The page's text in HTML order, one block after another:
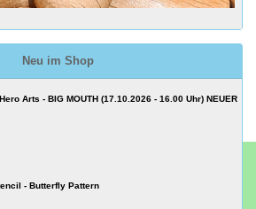
Neu im Shop
Arts - BIG MOUTH (17.10.2026 - 16.00 Uhr) NEUER
- Butterfly Pattern